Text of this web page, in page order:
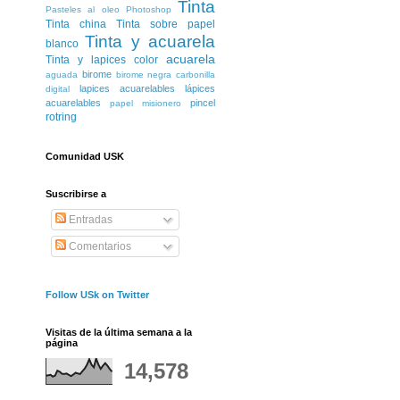
Pasteles al oleo
Photoshop Tinta
Tinta china
Tinta sobre papel
blanco Tinta y acuarela
Tinta y lapices color acuarela
aguada birome birome negra carbonilla
digital
lapices acuarelables
lápices
acuarelables
papel misionero pincel
rotring
Comunidad USK
Suscribirse a
Entradas
Comentarios
Follow USk on Twitter
Visitas de la última semana a la
página
14,578